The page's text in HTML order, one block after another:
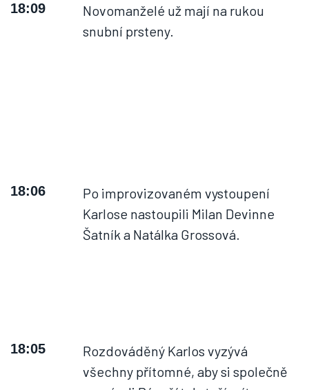
18:09
Novomanželé už mají na rukou
snubní prsteny.
18:06
Po improvizovaném vystoupení
Karlose nastoupili Milan Devinne
Šatník a Natálka Grossová.
18:05
Rozdováděný Karlos vyzývá
všechny přítomné, aby si společně